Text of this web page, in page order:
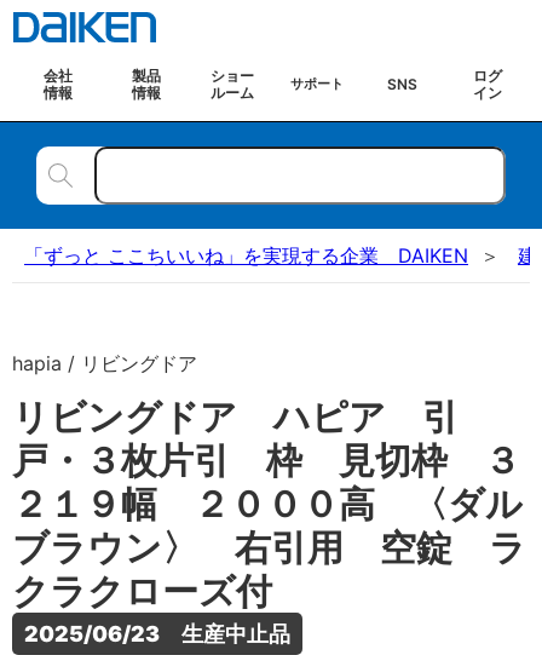
会社
情報
製品
情報
ショー
ルーム
サポート SNS
ログ
イン
「ずっと ここちいいね」を実現する企業 DAIKEN 建
hapia / リビングドア
リビングドア ハピア 引
戸・３枚片引 枠 見切枠 ３
２１９幅 ２０００高 〈ダル
ブラウン〉 右引用 空錠 ラ
クラクローズ付
2025/06/23　生産中止品